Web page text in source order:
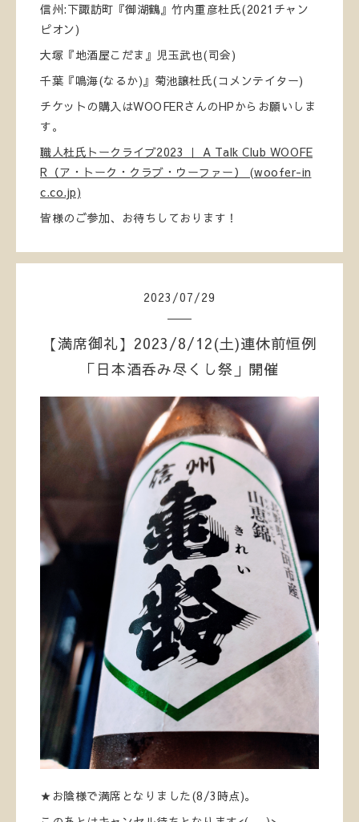
信州:下諏訪町『御湖鶴』竹内重彦杜氏(2021チャン
ピオン)
大塚『地酒屋こだま』児玉武也(司会)
千葉『鳴海(なるか)』菊池譲杜氏(コメンテイター)
チケットの購入はWOOFERさんのHPからお願いしま
す。
職人杜氏トークライブ2023 ｜ A Talk Club WOOFE
R（ア・トーク・クラブ・ウーファー） (woofer-in
c.co.jp)
皆様のご参加、お待ちしております！
2023 /07/29
【満席御礼】2023/8/12(土)連休前恒例
「日本酒呑み尽くし祭」開催
★お陰様で満席となりました(8/3時点)。